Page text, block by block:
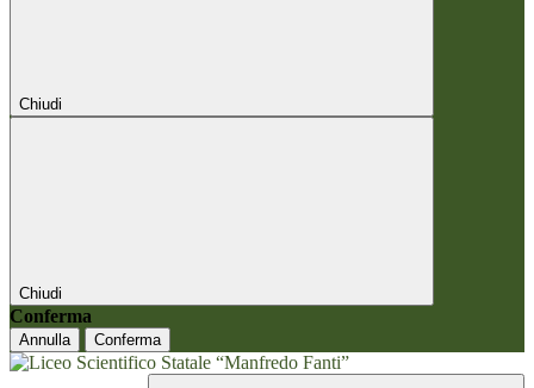
Chiudi
Chiudi
Conferma
Annulla Conferma